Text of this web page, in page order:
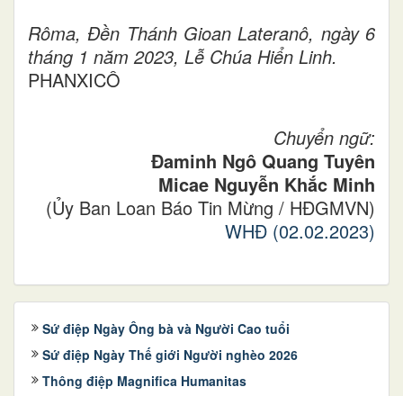
Rôma, Đền Thánh Gioan Lateranô, ngày 6
tháng 1 năm 2023, Lễ Chúa Hiển Linh.
PHANXICÔ
Chuyển ngữ:
Đaminh Ngô Quang Tuyên
Micae Nguyễn Khắc Minh
(Ủy Ban Loan Báo Tin Mừng / HĐGMVN)
WHĐ (02.02.2023)
Sứ điệp Ngày Ông bà và Người Cao tuổi
Sứ điệp Ngày Thế giới Người nghèo 2026
Thông điệp Magnifica Humanitas